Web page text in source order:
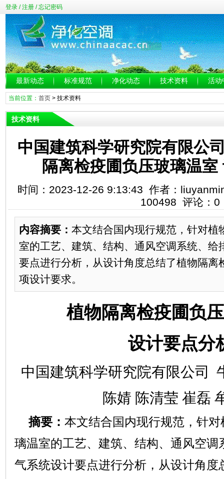
登录/注册/忘记密码
最新动态 标准规范 净化动态 技术资料 活动
当前位置： 首页> 技术资料
技术资料
中国建筑科学研究院有限公
隔离检疫圃负压玻璃温
时间：2023-12-26 9:13:43 作者：
100498 评论：0
内容摘要： 本文结合国内现行规范，针对植
室的工艺、建筑、结构、通风空调系统、给
要点进行分析，从设计角度总结了植物隔离
项设计要求。
植物隔离检疫圃负
设计要点分
中国建筑科学研究院有限公司
陈婧 陈清莹 崔磊
摘要： 本文结合国内现行规范，针
璃温室的工艺、建筑、结构、通风空调
气系统设计要点进行分析，从设计角度